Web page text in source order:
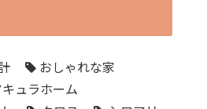
おしゃれな家
ュラホーム